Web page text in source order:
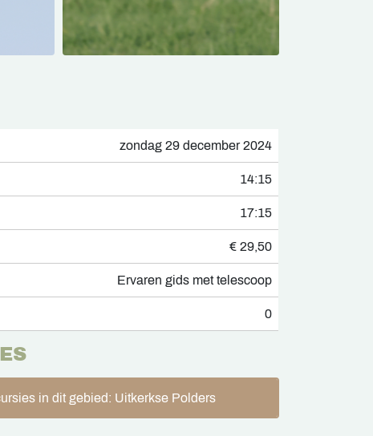
zondag 29 december 2024
14:15
17:15
€ 29,50
Ervaren gids met telescoop
0
in dit gebied: Uitkerkse Polders